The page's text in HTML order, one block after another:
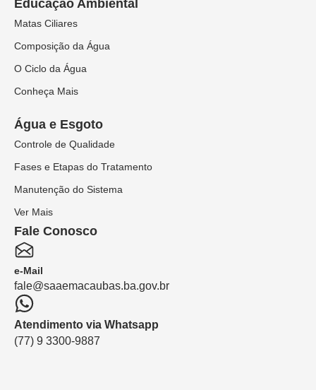
Educação Ambiental
Matas Ciliares
Composição da Água
O Ciclo da Água
Conheça Mais
Água e Esgoto
Controle de Qualidade
Fases e Etapas do Tratamento
Manutenção do Sistema
Ver Mais
Fale Conosco
e-Mail
fale@saaemacaubas.ba.gov.br
Atendimento via Whatsapp
(77) 9 3300-9887